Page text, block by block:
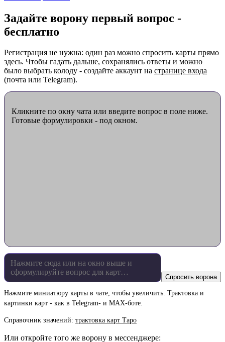
Задайте ворону первый вопрос -
бесплатно
Регистрация не нужна: один раз можно спросить карты прямо
здесь. Чтобы гадать дальше, сохранялись ответы и можно
было выбрать колоду - создайте аккаунт на странице входа
(почта или Telegram).
Кликните по окну чата или введите вопрос в поле ниже.
Готовые формулировки - под окном.
Спросить ворона
Нажмите миниатюру карты в чате, чтобы увеличить. Трактовка и
картинки карт - как в Telegram- и MAX-боте.
Справочник значений: трактовка карт Таро
Или откройте того же ворону в мессенджере: